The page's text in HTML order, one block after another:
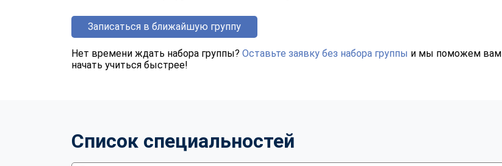
Записаться в ближайшую группу
Нет времени ждать набора группы? Оставьте заявку без набора группы и мы поможем вам
начать учиться быстрее!
Список специальностей